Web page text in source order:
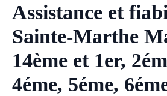
Assistance et
Sainte-Marthe
14ème et 1er,
4éme, 5éme,